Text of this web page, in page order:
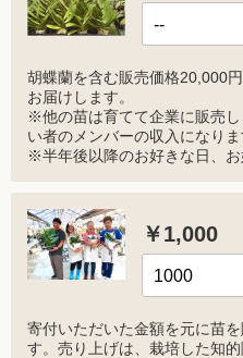
胡蝶蘭を含む販売価格20,000
お届けします。
※他の苗は育てて企業に販売
い者のメンバーの収入になりま
※半年後以降のお好きな日、お
￥1,000
寄付いただいた金額を元に苗
す。売り上げは、栽培した知